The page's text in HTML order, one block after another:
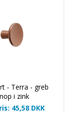
- Terra - greb
i zink
45,58 DKK